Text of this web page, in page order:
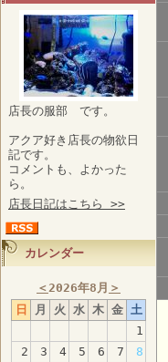
店長の服部 です。
アクア好き店長の物欲日
記です。
コメントも、よかった
ら。
店長日記はこちら >>
カレンダー
＜ 2026年8月 ＞
日
月 火 水 木 金
土
1
2
3 4 5 6 7
8